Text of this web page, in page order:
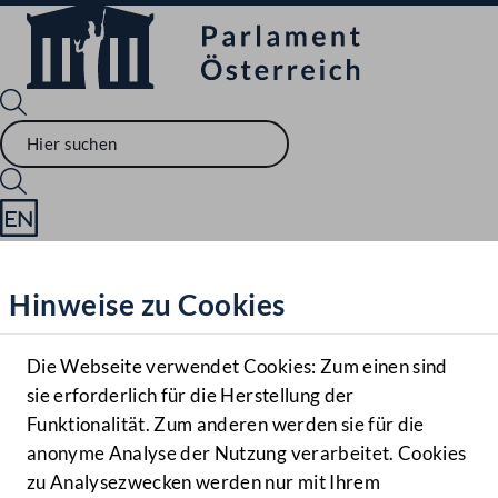
Hilfe
Benutzer
Navigationsmenü öffnen
MENÜ
Hinweise zu Cookies
Die Webseite verwendet Cookies: Zum einen sind
sie erforderlich für die Herstellung der
Funktionalität. Zum anderen werden sie für die
anonyme Analyse der Nutzung verarbeitet. Cookies
zu Analysezwecken werden nur mit Ihrem